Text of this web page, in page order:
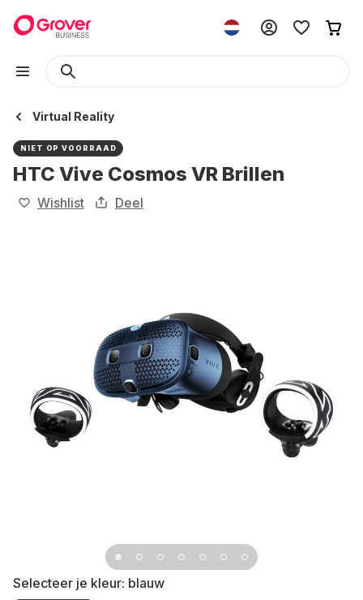
Virtual Reality
NIET OP VOORRAAD
HTC Vive Cosmos VR Brillen
Wishlist Deel
Selecteer je kleur: blauw